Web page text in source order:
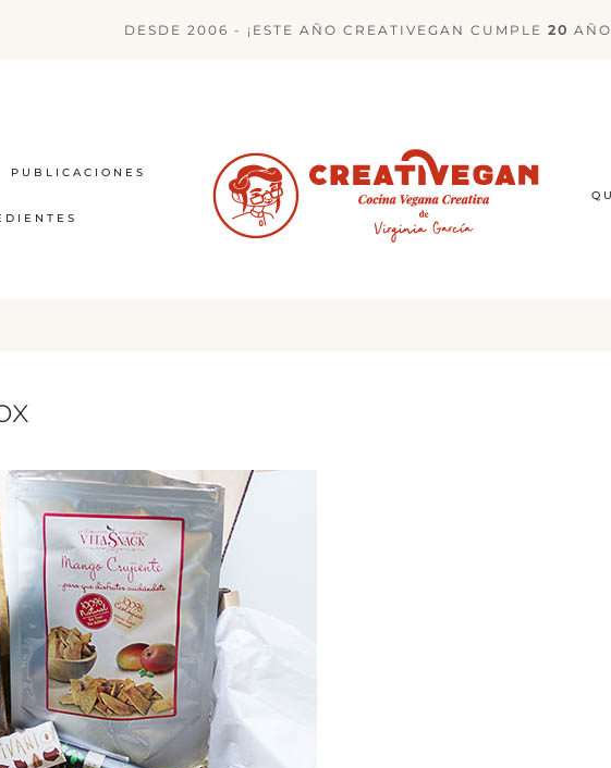
DESDE 2006 - ¡ESTE AÑO CREATIVEGAN CUMPLE 20
PUBLICACIONES